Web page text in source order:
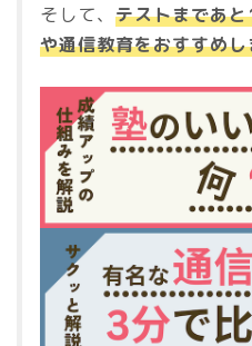
そして、 テストまであ
や通信教育をおすすめ